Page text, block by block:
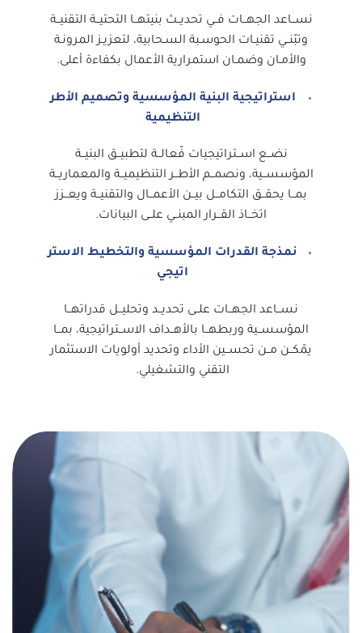
نســاعد الجهــات فــي تحديــث بنيتهــا التحتيــة التقنيــة
وتبّنــي تقنيـات الحوسـبة السـحابية، لتعزيـز المرونـة
والأمـان وضمـان استمرارية الأعمال بكفاءة أعلى.
استراتيجية البنية المؤسسية وتصميم الأطر
التنظيمية
نضــع اســتراتيجيات فّعالــة لتطبيــق البنيــة
المؤسســية، ونصمــم الأطــر التنظيميــة والمعماريــة
بمــا يحقــق التكامــل بيــن الأعمــال والتقنيــة ويعــزز
اتخــاذ القــرار المبنــي علــى البيانات.
نمذجة القدرات المؤسسية والتخطيط الاستر
اتيجي
نســاعد الجهــات علــى تحديــد وتحليــل قدراتهــا
المؤسســية وربطهــا بالأهــداف الاســتراتيجية، بمــا
يمّكــن مــن تحســين الأداء وتحديد أولويات الاستثمار
التقني والتشغيلي.